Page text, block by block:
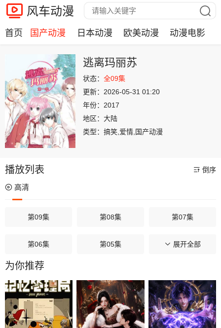
风车动漫
首页 国产动漫 日本动漫 欧美动漫 动漫电影
逃离玛丽苏
状态： 全09集
更新： 2026-05-31 01:20
年份： 2017
地区： 大陆
类型： 搞笑,爱情,国产动漫
播放列表 倒序
高清
第09集 第08集 第07集
第06集 第05集 第04集
第03集
展开全部
为你推荐